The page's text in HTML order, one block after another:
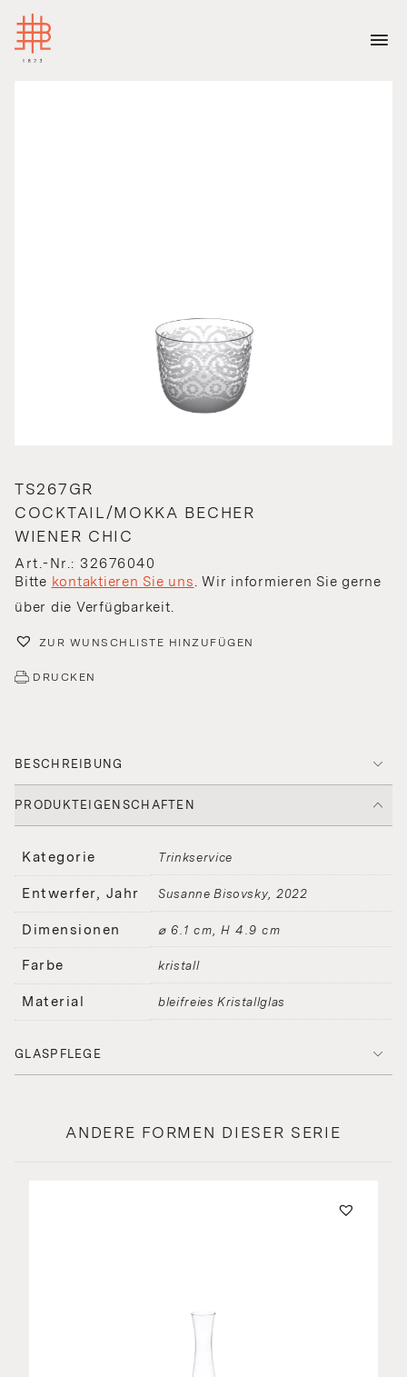
TS267GR
COCKTAIL/MOKKA BECHER
WIENER CHIC
Art.-Nr.: 32676040
Bitte kontaktieren Sie uns. Wir informieren Sie gerne
über die Verfügbarkeit.
ZUR WUNSCHLISTE HINZUFÜGEN
DRUCKEN
BESCHREIBUNG
PRODUKTEIGENSCHAFTEN
Kategorie Trinkservice
Entwerfer, Jahr Susanne Bisovsky 2022
Dimensionen ⌀ 6.1 cm, H 4.9 cm
Farbe kristall
Material bleifreies Kristallglas
GLASPFLEGE
ANDERE FORMEN DIESER SERIE